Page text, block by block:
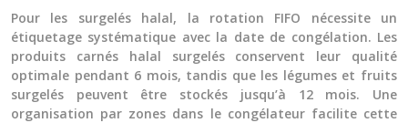
Pour les surgelés halal, la rotation FIFO nécessite un
étiquetage systématique avec la date de congélation. Les
produits carnés halal surgelés conservent leur qualité
optimale pendant 6 mois, tandis que les légumes et fruits
surgelés peuvent être stockés jusqu’à 12 mois. Une
organisation par zones dans le congélateur facilite cette